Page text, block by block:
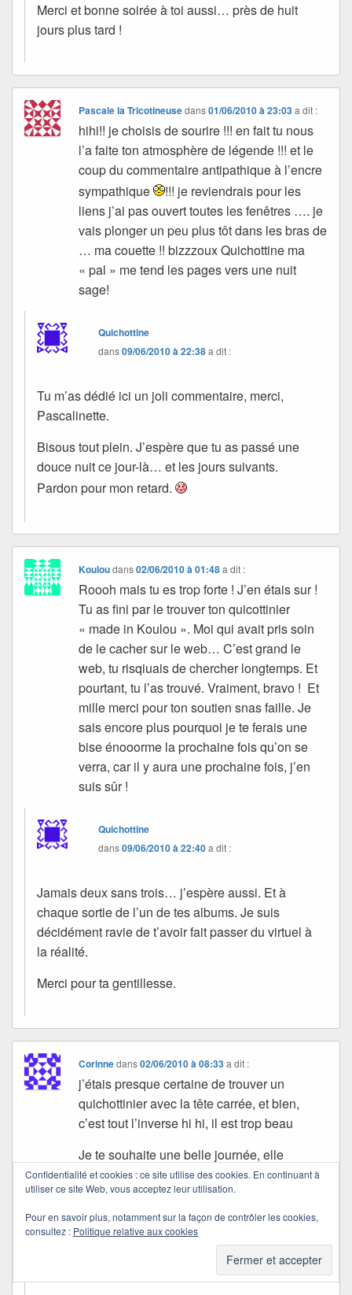
Merci et bonne soirée à toi aussi… près de huit
jours plus tard !
Pascale la Tricotineusedans01/06/2010 à 23:03 a dit :
hihi!! je choisis de sourire !!! en fait tu nous
l’a faite ton atmosphère de légende !!! et le
coup du commentaire antipathique à l’encre
sympathique
!!! je reviendrais pour les
liens j’ai pas ouvert toutes les fenêtres …. je
vais plonger un peu plus tôt dans les bras de
… ma couette !! bizzzoux Quichottine ma
« pal » me tend les pages vers une nuit
sage!
Quichottine
dans09/06/2010 à 22:38a dit :
Tu m’as dédié ici un joli commentaire, merci,
Pascalinette.
Bisous tout plein. J’espère que tu as passé une
douce nuit ce jour-là… et les jours suivants.
Pardon pour mon retard.
Kouloudans02/06/2010 à 01:48 a dit :
Roooh mais tu es trop forte ! J’en étais sur !
Tu as fini par le trouver ton quicottinier
« made in Koulou ». Moi qui avait pris soin
de le cacher sur le web… C’est grand le
web, tu risqiuais de chercher longtemps. Et
pourtant, tu l’as trouvé. Vraiment, bravo ! Et
mille merci pour ton soutien snas faille. Je
sais encore plus pourquoi je te ferais une
bise énooorme la prochaine fois qu’on se
verra, car il y aura une prochaine fois, j’en
suis sûr !
Quichottine
dans09/06/2010 à 22:40a dit :
Jamais deux sans trois… j’espère aussi. Et à
chaque sortie de l’un de tes albums. Je suis
décidément ravie de t’avoir fait passer du virtuel à
la réalité.
Merci pour ta gentillesse.
Corinnedans02/06/2010 à 08:33 a dit :
j’étais presque certaine de trouver un
quichottinier avec la tête carrée, et bien,
c’est tout l’inverse hi hi, il est trop beau
Je te souhaite une belle journée, elle
commence bien, le soleil est déja présent
a dit :
Confidentialité et cookies : ce site utilise des cookies. En continuant à
utiliser ce site Web, vous acceptez leur utilisation.
Pour en savoir plus, notamment sur la façon de contrôler les cookies,
consultez : Politique relative aux cookies